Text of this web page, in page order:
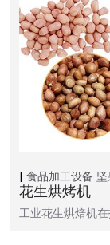
食品加工设备
花生烘烤机
工业花生烘焙机